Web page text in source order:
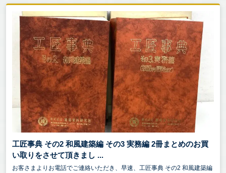
工匠事典 その2 和風建築編 その3 実務編 2冊まとめのお買
い取りをさせて頂きまし ...
お客さまよりお電話でご連絡いただき、早速、工匠事典 その2 和風建築編